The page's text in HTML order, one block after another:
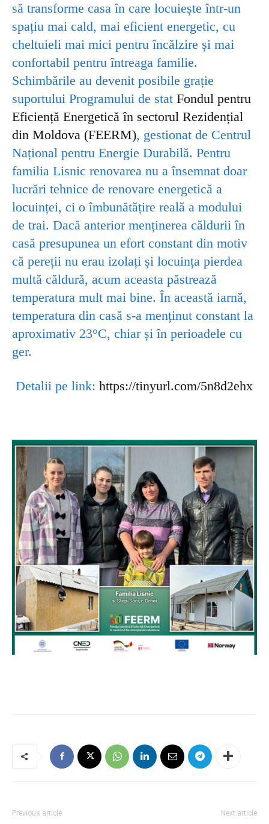
să transforme casa în care locuiește într-un
spațiu mai cald, mai eficient energetic, cu
cheltuieli mai mici pentru încălzire și mai
confortabil pentru întreaga familie.
Schimbările au devenit posibile grație
suportului Programului de stat Fondul pentru
Eficiență Energetică în sectorul Rezidențial
din Moldova (FEERM), gestionat de Centrul
Național pentru Energie Durabilă. Pentru
familia Lisnic renovarea nu a însemnat doar
lucrări tehnice de renovare energetică a
locuinței, ci o îmbunătățire reală a modului
de trai. Dacă anterior menținerea căldurii în
casă presupunea un efort constant din motiv
că pereții nu erau izolați și locuința pierdea
multă căldură, acum aceasta păstrează
temperatura mult mai bine. În această iarnă,
temperatura din casă s-a menținut constant la
aproximativ 23°C, chiar și în perioadele cu
ger.
Detalii pe link: https://tinyurl.com/5n8d2ehx
Previous article Next article